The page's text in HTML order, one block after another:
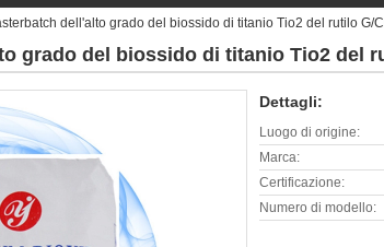
dell'alto grado del biossido di titanio Tio2 del rutilo G/
grado del biossido di titanio Tio2 del
Dettagli:
Luogo di origine:
Marca:
Certificazione:
Numero di modello: